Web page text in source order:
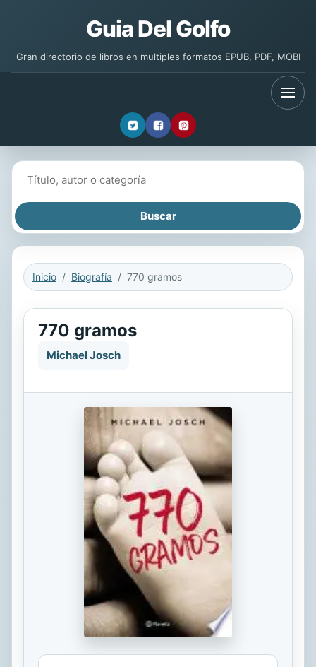
Guia Del Golfo
Gran directorio de libros en multiples formatos EPUB, PDF, MOBI
Inicio Biografía 770 gramos
770 gramos
Michael Josch